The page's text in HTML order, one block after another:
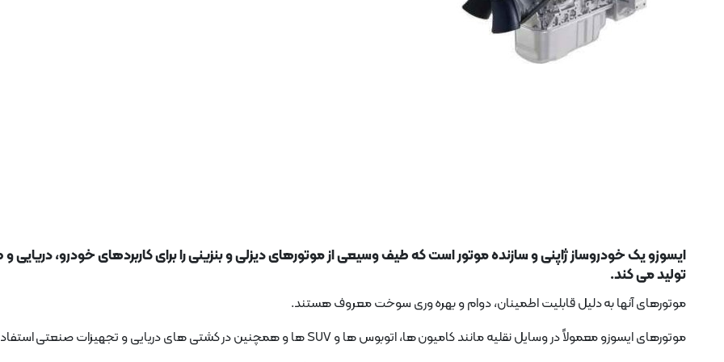
ایسوزو یک خودروساز ژاپنی و سازنده موتور است که طیف وسیعی از موتورهای دیزلی و بنزینی را برای کاربردهای خودرو، دریایی
تولید می کند.
موتورهای آنها به دلیل قابلیت اطمینان، دوام و بهره وری سوخت معروف هستند.
موتورهای ایسوزو معمولاً در وسایل نقلیه مانند کامیون ها، اتوبوس ها و SUV ها و همچنین در کشتی های دریایی و تجهیزات صنعتی استفاده می شوند.